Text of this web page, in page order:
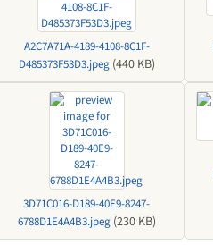
A2C7A71A-4189-4108-8C1F-
D485373F53D3.jpeg(440 KB)
3D71C016-D189-40E9-8247-
6788D1E4A4B3.jpeg(230 KB)